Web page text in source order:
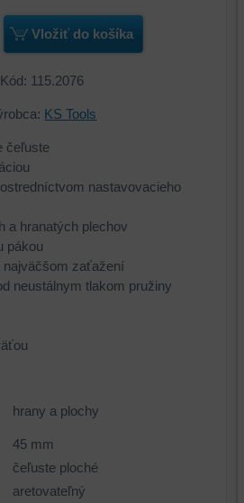
Vložiť do košíka
Kód: 115.2076
KS Tools
čeľuste
nastavovacieho
a hranatých plechov
pákou
najväčšom zaťažení
neustálnym tlakom pružiny
hrany a plochy
45 mm
čeľuste ploché
aretovateľný